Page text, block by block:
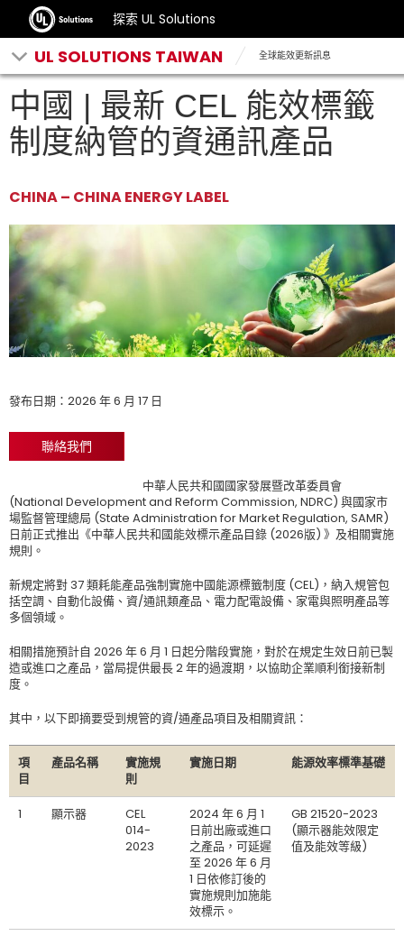
探索 UL Solutions
UL SOLUTIONS TAIWAN 全球能效更新訊息
中國 | 最新 CEL 能效標籤
制度納管的資通訊產品
CHINA – CHINA ENERGY LABEL
發布日期：2026 年 6 月 17 日
聯絡我們
中華人民共和國國家發展暨改革委員會
(National Development and Reform Commission, NDRC) 與國家市
場監督管理總局 (State Administration for Market Regulation, SAMR)
日前正式推出《中華人民共和國能效標示產品目錄 (2026版) 》及相關實施
規則。
新規定將對 37 類耗能產品強制實施中國能源標籤制度 (CEL)，納入規管包
括空調、自動化設備、資/通訊類產品、電力配電設備、家電與照明產品等
多個領域。
相關措施預計自 2026 年 6 月 1 日起分階段實施，對於在規定生效日前已製
造或進口之產品，當局提供最長 2 年的過渡期，以協助企業順利銜接新制
度。
其中，以下即摘要受到規管的資/通產品項目及相關資訊：
項
目
產品名稱
實施規
則
實施日期 能源效率標準基礎
1 顯示器
CEL
014-
2023
2024 年 6 月 1
日前出廠或進口
之產品，可延遲
至 2026 年 6 月
1 日依修訂後的
實施規則加施能
效標示。
GB 21520-2023
(顯示器能效限定
值及能效等級)